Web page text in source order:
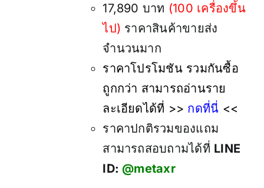
17,890 บาท (100 เครื่องขึ้น
ไป) ราคาสินค้าขายส่ง
จำนวนมาก
ราคาโปรโมชัน รวมกันซื้อ
ถูกกว่า สามารถอ่านราย
ละเอียดได้ที่ >> กดที่นี่ <<
ราคาปกติรวมของแถม
สามารถสอบถามได้ที่ LINE
ID: @metaxr